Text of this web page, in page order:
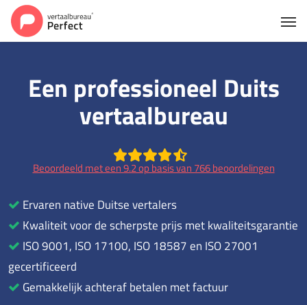
Een professioneel Duits
vertaalbureau
Beoordeeld met een 9.2 op basis van 766 beoordelingen
Ervaren native Duitse vertalers
Kwaliteit voor de scherpste prijs met kwaliteitsgarantie
ISO 9001, ISO 17100, ISO 18587 en ISO 27001
gecertificeerd
Gemakkelijk achteraf betalen met factuur